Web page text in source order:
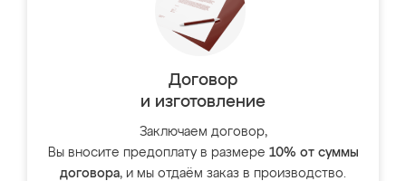
Договор
и изготовление
Заключаем договор,
Вы вносите предоплату в размере 10% от суммы
договора, и мы отдаём заказ в производство.